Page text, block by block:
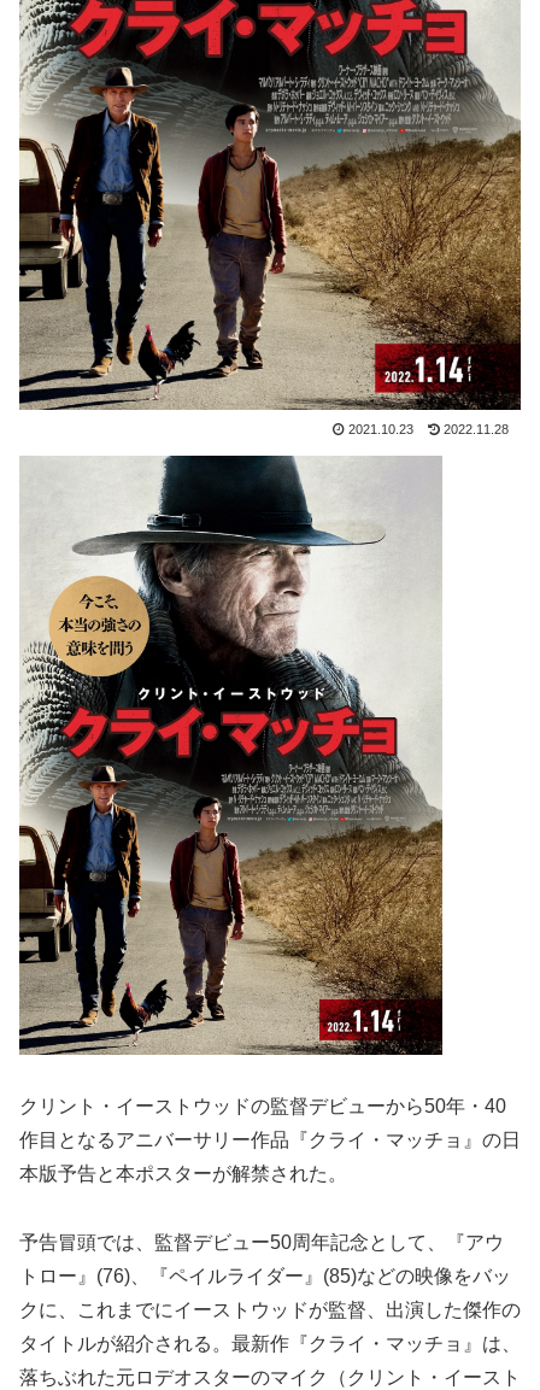
2021.10.23 2022.11.28
クリント・イーストウッドの監督デビューから50年・40
作目となるアニバーサリー作品『クライ・マッチョ』の日
本版予告と本ポスターが解禁された。
予告冒頭では、監督デビュー50周年記念として、『アウ
トロー』(76)、『ペイルライダー』(85)などの映像をバッ
クに、これまでにイーストウッドが監督、出演した傑作の
タイトルが紹介される。最新作『クライ・マッチョ』は、
落ちぶれた元ロデオスターのマイク（クリント・イースト